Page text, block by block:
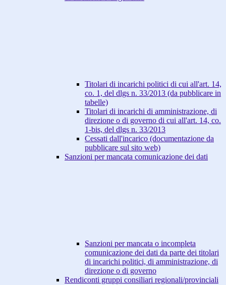
Titolari di incarichi politici di cui all'art. 14,
co. 1, del dlgs n. 33/2013 (da pubblicare in
tabelle)
Titolari di incarichi di amministrazione, di
direzione o di governo di cui all'art. 14, co.
1-bis, del dlgs n. 33/2013
Cessati dall'incarico (documentazione da
pubblicare sul sito web)
Sanzioni per mancata comunicazione dei dati
Sanzioni per mancata o incompleta
comunicazione dei dati da parte dei titolari
di incarichi politici, di amministrazione, di
direzione o di governo
Rendiconti gruppi consiliari regionali/provinciali